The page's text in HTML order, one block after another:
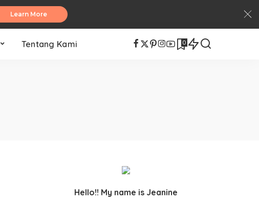
Learn More
Tentang Kami 0
Hello!! My name is Jeanine